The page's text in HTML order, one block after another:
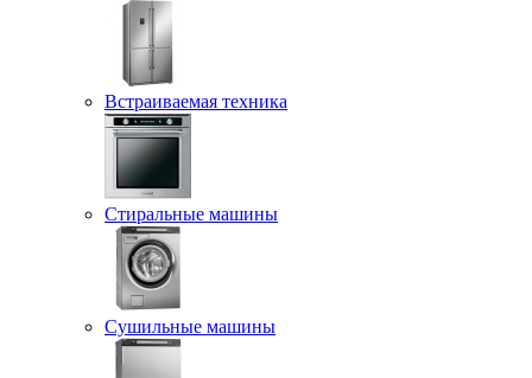
Встраиваемая техника
Стиральные машины
Сушильные машины